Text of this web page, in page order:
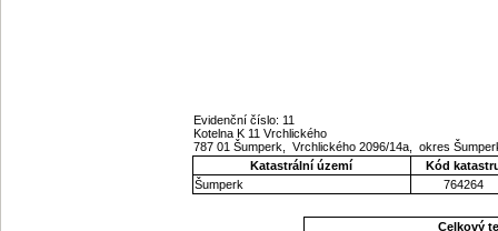
Evidenční číslo: 11
Kotelna K 11 Vrchlického
787 01 Šumperk, Vrchlického 2096/14a, okres
Katastrální území
Kód
Šumperk
764264
Celkový